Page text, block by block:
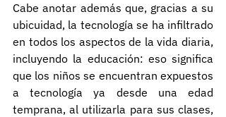
Cabe anotar además que, gracias a su
ubicuidad, la tecnología se ha infiltrado
en todos los aspectos de la vida diaria,
incluyendo la educación: eso significa
que los niños se encuentran expuestos
a tecnología ya desde una edad
temprana, al utilizarla para sus clases,